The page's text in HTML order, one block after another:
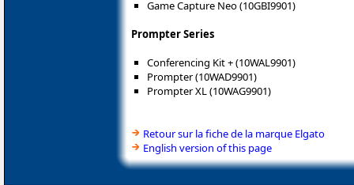
Game Capture Neo (10GBI9901)
Prompter Series
Conferencing Kit + (10WAL9901)
Prompter (10WAD9901)
Prompter XL (10WAG9901)
Retour sur la fiche de la marque Elgato
English version of this page